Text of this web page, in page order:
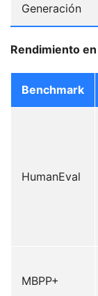
Generación
Rendimiento
Benchmark
HumanEval
MBPP+